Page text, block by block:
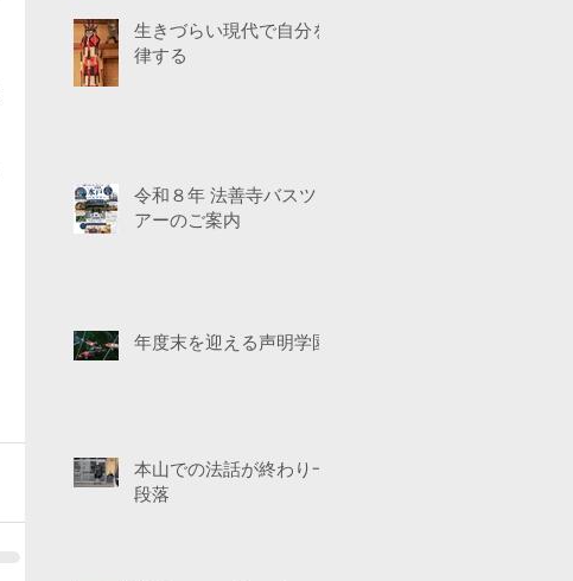
生きづらい現代で自分を
律する
令和８年 法善寺バスツ
アーのご案内
年度末を迎える声明学園
本山での法話が終わり一
段落